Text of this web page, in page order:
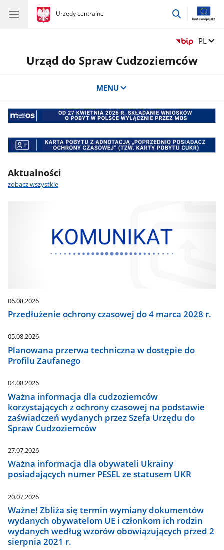
gov.pl
Urzędy centralne
gov.pl
Urzędy
przejdź
Zmień
PL
Urząd do Spraw Cudzoziemców
MENU
Banner
mos
BANER
CUKR
Aktualności
zobacz wszystkie
06.08.2026
Przedłużenie ochrony czasowej do 4 marca 2028 r.
05.08.2026
Planowana przerwa techniczna w dostępie do
Profilu Zaufanego
04.08.2026
Ważna informacja dla cudzoziemców
korzystających z ochrony czasowej na podstawie
zaświadczeń wydanych przez Szefa Urzędu do
Spraw Cudzoziemców
27.07.2026
Ważna informacja dla obywateli Ukrainy
posiadających numer PESEL ze statusem UKR
20.07.2026
Ważne! Zbliża się termin wymiany dokumentów
wydanych obywatelom UE i członkom ich rodzin
wydanych według wzorów obowiązujących przed 2
sierpnia 2021 r.